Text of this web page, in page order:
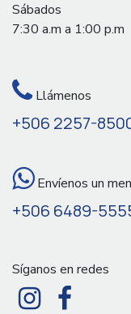
Sábados
7:30 a.m a 1:00 p.m
Llámenos
+506 2257-
Envíenos un
+506 6489-
Síganos en redes